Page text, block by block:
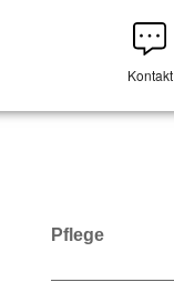
Kontakt
Pflege